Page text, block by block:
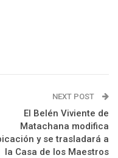
NEXT POST
El Belén Viviente de
Matachana modifica
y se trasladará a
la Casa de los Maestros